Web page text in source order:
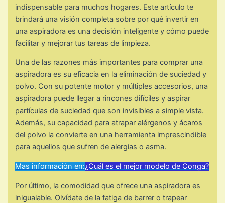
indispensable para muchos hogares. Este artículo te
brindará una visión completa sobre por qué invertir en
una aspiradora es una decisión inteligente y cómo puede
facilitar y mejorar tus tareas de limpieza.
Una de las razones más importantes para comprar una
aspiradora es su eficacia en la eliminación de suciedad y
polvo. Con su potente motor y múltiples accesorios, una
aspiradora puede llegar a rincones difíciles y aspirar
partículas de suciedad que son invisibles a simple vista.
Además, su capacidad para atrapar alérgenos y ácaros
del polvo la convierte en una herramienta imprescindible
para aquellos que sufren de alergias o asma.
Mas información en:¿Cuál es el mejor modelo de Conga?
Por último, la comodidad que ofrece una aspiradora es
inigualable. Olvídate de la fatiga de barrer o trapear